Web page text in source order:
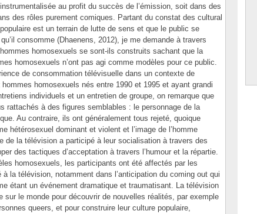
au profit du succès de l’émission, soit dans des
des rôles purement comiques. Partant du constat des cultural
est un terrain de lutte de sens et que le public se
consomme (Dhaenens, 2012), je me demande à travers
homosexuels se sont-ils construits sachant que la
homosexuels n’ont pas agi comme modèles pour ce public.
de consommation télévisuelle dans un contexte de
homosexuels nés entre 1990 et 1995 et ayant grandi
individuels et un entretien de groupe, on remarque que
rattachés à des figures semblables : le personnage de la
Au contraire, ils ont généralement tous rejeté, quoique
hétérosexuel dominant et violent et l’image de l’homme
de la télévision a participé à leur socialisation à travers des
des tactiques d’acceptation à travers l’humour et la répartie.
homosexuels, les participants ont été affectés par les
à la télévision, notamment dans l’anticipation du coming out qui
étant un événement dramatique et traumatisant. La télévision
sur le monde pour découvrir de nouvelles réalités, par exemple
queers, et pour construire leur culture populaire,